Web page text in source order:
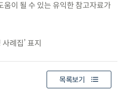
움이 될 수 있는 유익한 참고자료가
례집’ 표지
목록보기